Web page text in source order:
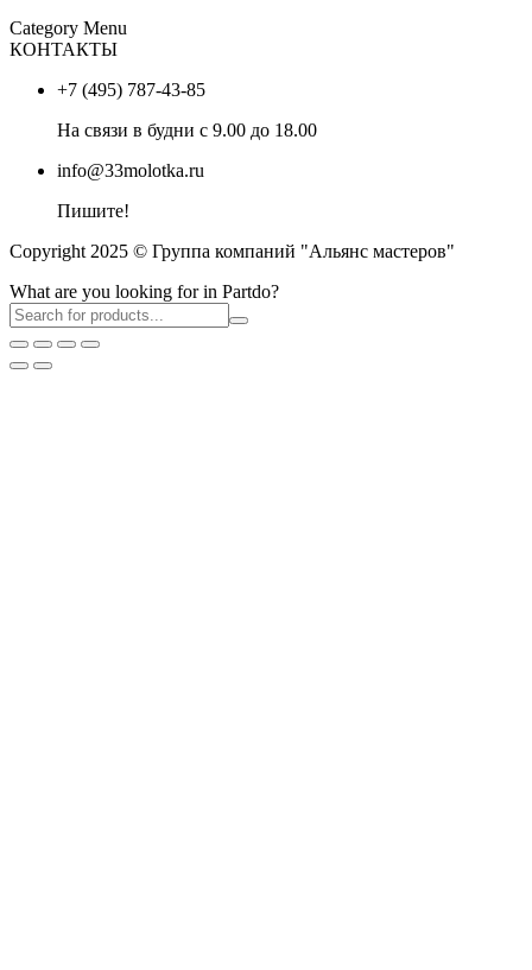
Category Menu
КОНТАКТЫ
+7 (495) 787-43-85
На связи в будни с 9.00 до 18.00
info@33molotka.ru
Пишите!
Copyright 2025 © Группа компаний "Альянс мастеров"
What are you looking for in Partdo?